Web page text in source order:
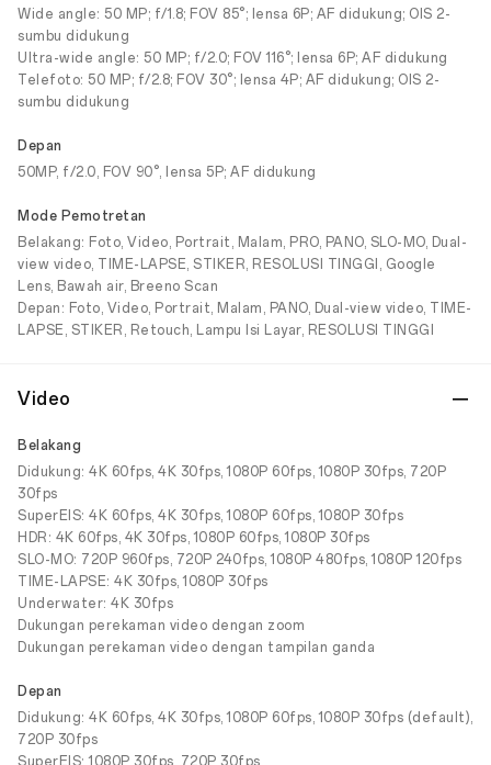
Wide angle: 50 MP; f/1.8; FOV 85°; lensa 6P; AF didukung; OIS 2-
sumbu didukung
Ultra-wide angle: 50 MP; f/2.0; FOV 116°; lensa 6P; AF didukung
Telefoto: 50 MP; f/2.8; FOV 30°; lensa 4P; AF didukung; OIS 2-
sumbu didukung
Depan
50MP, f/2.0, FOV 90°, lensa 5P; AF didukung
Mode Pemotretan
Belakang: Foto, Video, Portrait, Malam, PRO, PANO, SLO-MO, Dual-
view video, TIME-LAPSE, STIKER, RESOLUSI TINGGI, Google
Lens, Bawah air, Breeno Scan
Depan: Foto, Video, Portrait, Malam, PANO, Dual-view video, TIME-
LAPSE, STIKER, Retouch, Lampu Isi Layar, RESOLUSI TINGGI
Video
Belakang
Didukung: 4K 60fps, 4K 30fps, 1080P 60fps, 1080P 30fps, 720P
30fps
SuperEIS: 4K 60fps, 4K 30fps, 1080P 60fps, 1080P 30fps
HDR: 4K 60fps, 4K 30fps, 1080P 60fps, 1080P 30fps
SLO-MO: 720P 960fps, 720P 240fps, 1080P 480fps, 1080P 120fps
TIME-LAPSE: 4K 30fps, 1080P 30fps
Underwater: 4K 30fps
Dukungan perekaman video dengan zoom
Dukungan perekaman video dengan tampilan ganda
Depan
Didukung: 4K 60fps, 4K 30fps, 1080P 60fps, 1080P 30fps (default),
720P 30fps
SuperEIS: 1080P 30fps, 720P 30fps